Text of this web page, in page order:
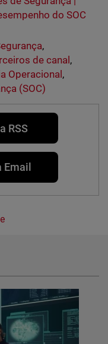
do SOC
,
de canal ,
Operacional ,
(SOC)
RSS